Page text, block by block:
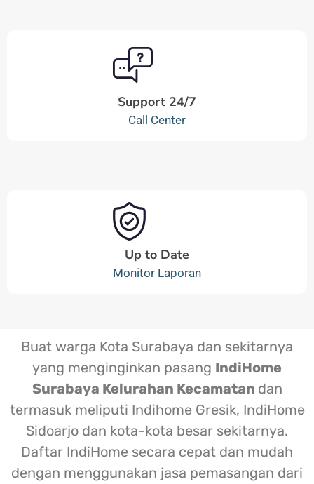
Support 24/7
Call Center
Up to Date
Monitor Laporan
Buat warga Kota Surabaya dan sekitarnya
yang menginginkan pasang IndiHome
Surabaya Kelurahan Kecamatan dan
termasuk meliputi Indihome Gresik, IndiHome
Sidoarjo dan kota-kota besar sekitarnya.
Daftar IndiHome secara cepat dan mudah
dengan menggunakan jasa pemasangan dari